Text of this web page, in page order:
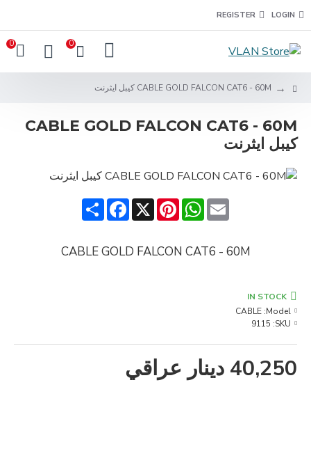
LOGIN
REGISTER
0
0
CABLE GOLD FALCON CAT6 - 60M كيبل ايثرنت
CABLE GOLD FALCON CAT6 - 60M
كيبل ايثرنت
Share
Facebook X
Pinterest
WhatsAppEmail
CABLE GOLD FALCON CAT6 - 60M
40,250 دينار عراقي
IN STOCK
Model:
CABLE
SKU:
9115